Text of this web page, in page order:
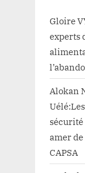
Gloire
experts
Alokan
amer
CAPSA